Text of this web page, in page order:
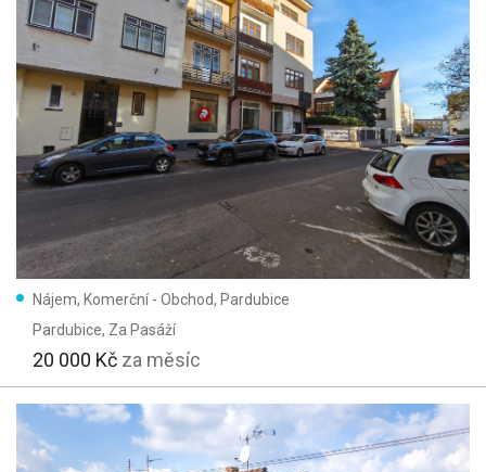
Nájem, Komerční - Obchod, Pardubice
Pardubice, Za Pasáží
20 000 Kč za měsíc